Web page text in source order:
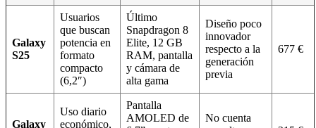
Galaxy
S25
Usuarios
que buscan
potencia en
formato
compacto
(6,2″)
Último
Snapdragon 8
Elite, 12 GB
RAM, pantalla
y cámara de
alta gama
Diseño poco
innovador
respecto a la
generación
previa
677 €
Galaxy
Uso diario
económico,
Pantalla
AMOLED de
No cuenta